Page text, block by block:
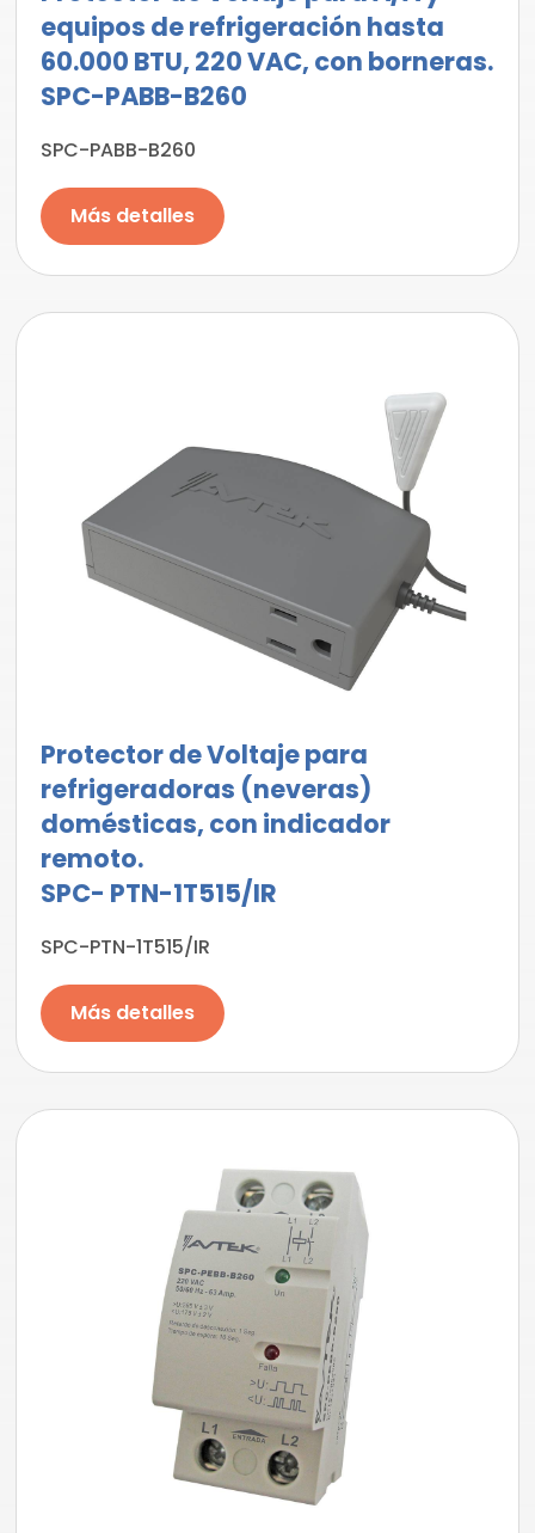
equipos de refrigeración hasta
60.000 BTU, 220 VAC, con borneras.
SPC-PABB-B260
SPC-PABB-B260
Más detalles
Protector de Voltaje para
refrigeradoras (neveras)
domésticas, con indicador
remoto.
SPC- PTN-1T515/IR
SPC-PTN-1T515/IR
Más detalles